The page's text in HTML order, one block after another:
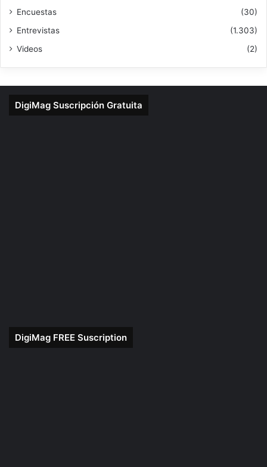
Encuestas
(30)
Entrevistas
(1.303)
Videos
(2)
DigiMag Suscripción Gratuita
DigiMag FREE Suscription